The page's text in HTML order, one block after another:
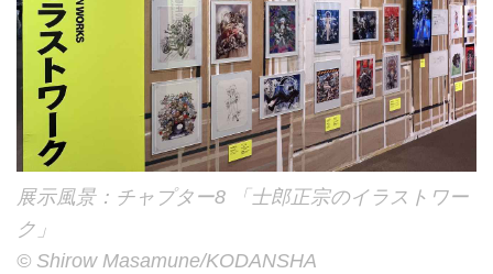
展示風景：チャプター8 「士郎正宗のイラストワー
ク」
©︎ Shirow Masamune/KODANSHA